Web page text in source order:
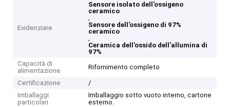
Evidenziare
Sensore isolato dell'ossigeno
ceramico
,
Sensore dell'ossigeno di 97%
ceramico
,
Ceramica dell'ossido dell'allumina di
97%
Capacità di
alimentazione
Rifornimento completo
Certificazione
/
Imballaggi
particolari
Imballaggio sotto vuoto interno, cartone
esterno.